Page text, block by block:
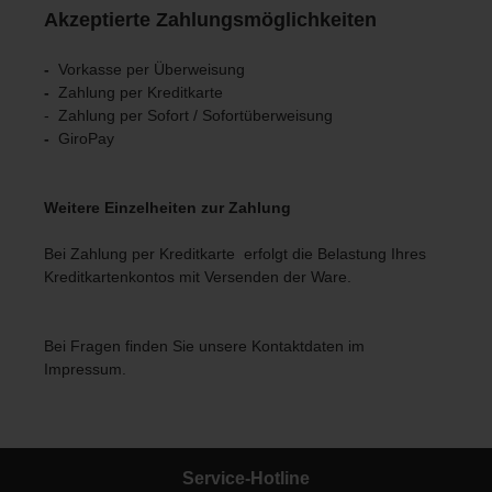
Akzeptierte Zahlungsmöglichkeiten
- Vorkasse per Überweisung
- Zahlung per Kreditkarte
- Zahlung per Sofort / Sofortüberweisung
- GiroPay
Weitere Einzelheiten zur Zahlung
Bei Zahlung per Kreditkarte
erfolgt die Belastung Ihres
Kreditkartenkontos mit Versenden der Ware.
Bei Fragen finden Sie unsere Kontaktdaten im
Impressum.
Service-Hotline